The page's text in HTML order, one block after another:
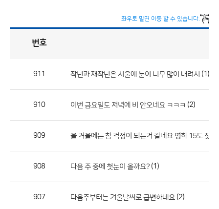
좌우로 밀면 이동 할 수 있습니다.
론
번호
911 작년과 재작년은 서울에 눈이 너무 많이 내려서 (1)
910 이번 금요일도 저녁에 비 안오네요 ㅋㅋㅋ (2)
909 올 겨울에는 참 걱정이 되는거 같네요 영하 15도 잦
908 다음 주 중에 첫눈이 올까요? (1)
907 다음주부터는 겨울날씨로 급변하네요 (2)